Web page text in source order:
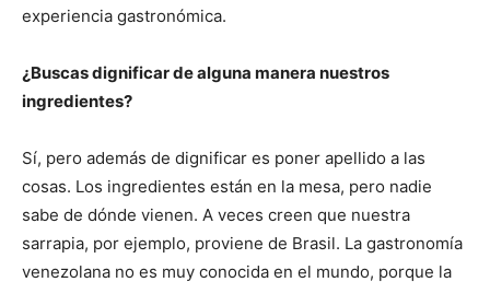
experiencia gastronómica.
¿Buscas dignificar de alguna manera nuestros
ingredientes?
Sí, pero además de dignificar es poner apellido a las
cosas. Los ingredientes están en la mesa, pero nadie
sabe de dónde vienen. A veces creen que nuestra
sarrapia, por ejemplo, proviene de Brasil. La gastronomía
venezolana no es muy conocida en el mundo, porque la